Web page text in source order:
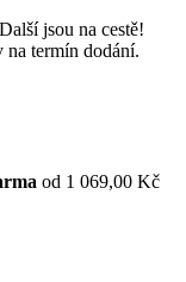
jsou na cestě!
termín dodání.
od 1 069,00 Kč